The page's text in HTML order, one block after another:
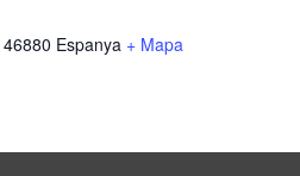
46880 Espanya + Mapa